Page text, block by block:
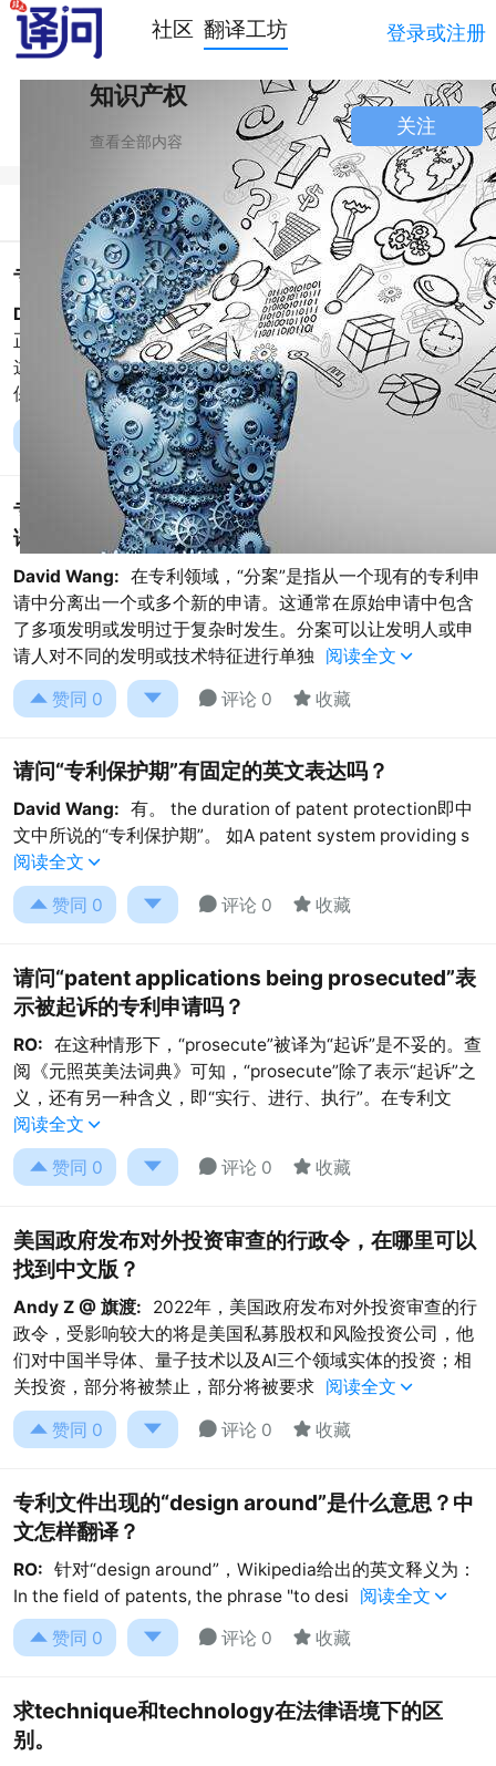
社区 翻译工坊 登录或注册
知识产权
查看全部内容
关注
讨论
专利法中的“临时说明书”一词，法语如何表述？
David Wang: 在专利法中，“临时说明书”通常指的是一种在
正式提交完整专利申请前，由申请人提交的初步说明文档。
这种文档描述了发明的基本概念和其潜在的实用性，用于确
保申请人在准备和提交完整的专利申请
阅读全文
赞同0   评论 0 
专利转让协议中的“分案”是什么意思？有相关的法
语表达吗？
David Wang: 在专利领域，“分案”是指从一个现有的专利申
请中分离出一个或多个新的申请。这通常在原始申请中包含
了多项发明或发明过于复杂时发生。分案可以让发明人或申
请人对不同的发明或技术特征进行单独
阅读全文 
 赞同 0   评论 0  收藏
请问“专利保护期”有固定的英文表达吗？
David Wang: 有。 the duration of patent protection即中
文中所说的“专利保护期”。 如A patent system providing s
阅读全文 
 赞同 0   评论 0  收藏
请问“patent applications being prosecuted”表
示被起诉的专利申请吗？
RO: 在这种情形下，“prosecute”被译为“起诉”是不妥的。查
阅《元照英美法词典》可知，“prosecute”除了表示“起诉”之
义，还有另一种含义，即“实行、进行、执行”。在专利文
阅读全文 
 赞同 0   评论 0  收藏
美国政府发布对外投资审查的行政令，在哪里可以
找到中文版？
Andy Z @ 旗渡:
2022年，美国政府发布对外投资审查的行
政令，受影响较大的将是美国私募股权和风险投资公司，他
们对中国半导体、量子技术以及AI三个领域实体的投资；相
关投资，部分将被禁止，部分将被要求 阅读全文 
 赞同 0   评论 0  收藏
专利文件出现的“design around”是什么意思？中
文怎样翻译？
RO: 针对“design around”，Wikipedia给出的英文释义为：
In the field of patents, the phrase "to desi
阅读全文 
 赞同 0   评论 0  收藏
求technique和technology在法律语境下的区
别。